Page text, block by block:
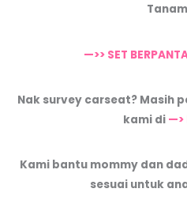
—>> SET
Nak survey carseat? Masih
kami di —>
Kami bantu mommy dan
sesuai untuk